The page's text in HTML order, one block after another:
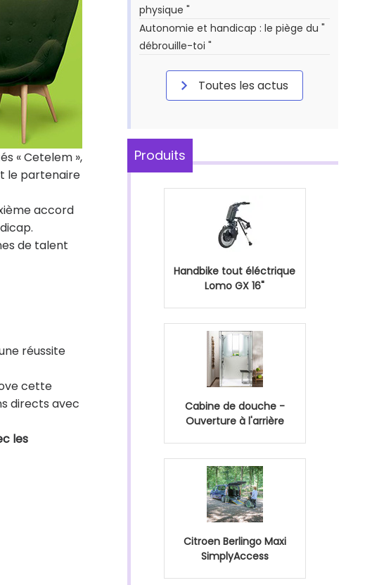
« Cetelem »,
le partenaire
accord
de talent
réussite
cette
directs avec
les
physique "
Autonomie et handicap : le piège du "
débrouille-toi "
Toutes les actus
Produits
Handbike tout éléctrique
Lomo GX 16"
Cabine de douche -
Ouverture à l'arrière
Citroen Berlingo Maxi
SimplyAccess